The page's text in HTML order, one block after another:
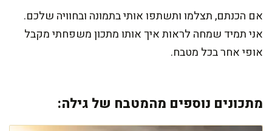
אם הכנתם, תצלמו ותשתפו אותי בתמונה ובחוויה שלכם.
אני תמיד שמחה לראות איך אותו מתכון משפחתי מקבל
אופי אחר בכל מטבח.
מתכונים נוספים מהמטבח של גילה: